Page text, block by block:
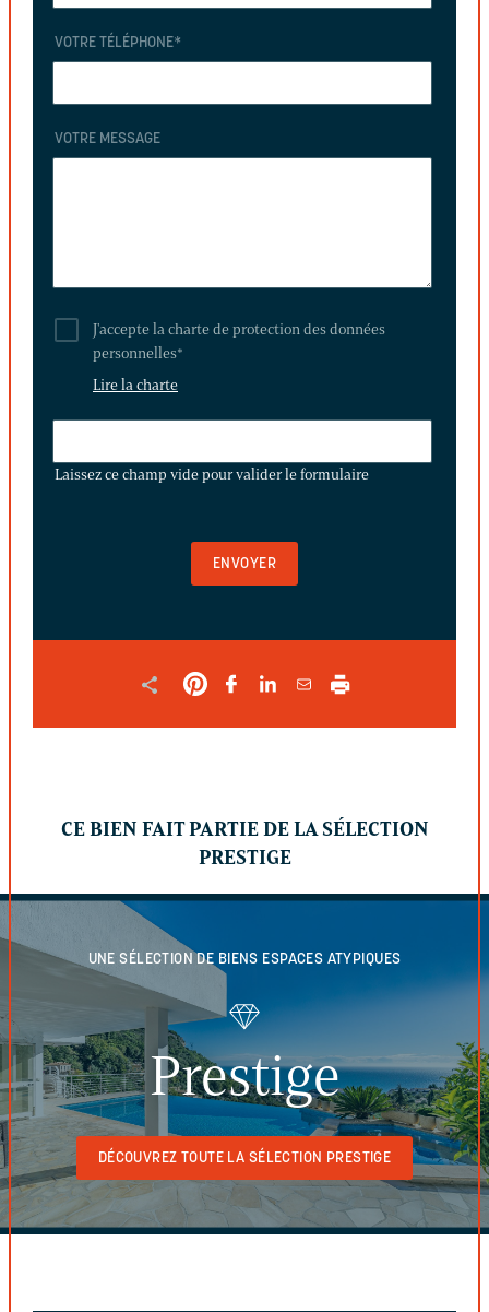
VOTRE TÉLÉPHONE*
VOTRE MESSAGE
J'accepte la charte de protection des données
personnelles*
Lire la charte
CHAMP
Laissez ce champ vide pour valider le formulaire
CE BIEN FAIT PARTIE DE LA SÉLECTION
PRESTIGE
UNE SÉLECTION DE BIENS ESPACES ATYPIQUES
Prestige
DÉCOUVREZ TOUTE LA SÉLECTION PRESTIGE